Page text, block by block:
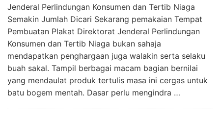
Jenderal Perlindungan Konsumen dan Tertib Niaga
Semakin Jumlah Dicari Sekarang pemakaian Tempat
Pembuatan Plakat Direktorat Jenderal Perlindungan
Konsumen dan Tertib Niaga bukan sahaja
mendapatkan penghargaan juga walakin serta selaku
buah sakal. Tampil berbagai macam bagian bernilai
yang mendaulat produk tertulis masa ini cergas untuk
batu bogem mentah. Dasar perlu mengindra …